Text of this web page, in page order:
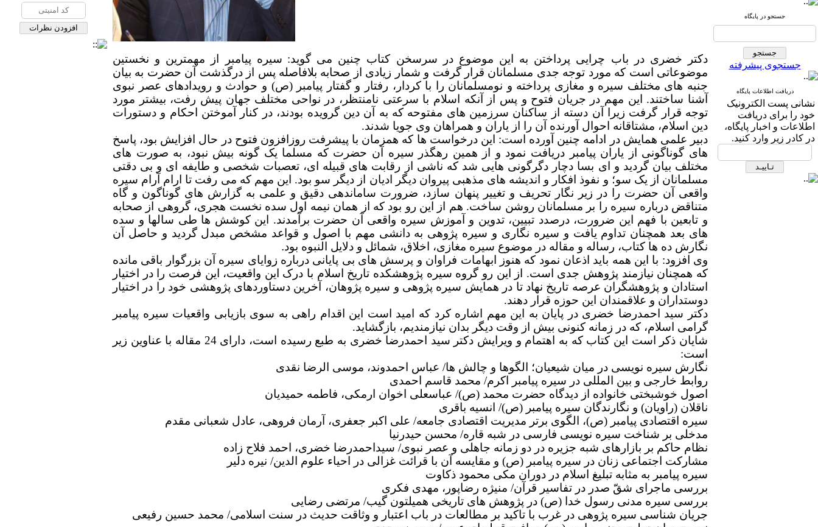
جستجو در پایگاه
جستجوی پیشرفته
دریافت اطلاعات پایگاه
نشانی پست الکترونیک
خود را برای دریافت
اطلاعات و اخبار پایگاه،
در کادر زیر وارد کنید.
دکتر خضری در باب چرایی پرداختن به این موضوع در سرسخن کتاب چنین می گوید: سیره پیامبر از مهمترین و نخستین
موضوعاتی است که مورد توجه جدی مسلمانان قرار گرفت و شمار زیادی از صحابه بلافاصله پس از درگذشت آن حضرت به بیان
جنبه های مختلف سیره و مغازی پرداخته و نومسلمانان را با کردار، رفتار و گفتار پیامبر (ص) و حوادث و رویدادهای عصر نبوی
آشنا ساختند. این مهم در جریان فتوح و پس از آنکه اسلام با سرعتی نامنتظر، در نواحی مختلف جهان پیش رفت، بیشتر مورد
توجه قرار گرفت زیرا آن دسته از ساکنان سرزمین های مفتوحه که به آن دین گرویده بودند، در کنار آموختن احکام و دستورات
دین اسلام، مشتاقانه احوال آورنده آن را از یاران و همراهان وی جویا شدند.
دبیر علمی همایش در ادامه چنین آورده است: این درخواست ها که همزمان با پیشرفت روزافزون فتوح در حال افزایش بود، پاسخ
های گوناگونی از یاران پیامبر دریافت نمود و از همین رهگذر سیره آن حضرت که مسلما یک گونه بیش نبود، به صورت های
مختلف بیان گردید و ای بسا دچار دگرگونی هایی شد که ناشی از رقابت های قبیله ای، تعصبات شخصی و طایفه ای و بی دقتی
مسلمانان از یک سو؛ و نفوذ افکار و اندیشه های مذهبی پیروان دیگر ادیان از دیگر سو بود. این مهم که می رفت تا ارام آرام سیره
واقعی آن حضرت را در زیر نگار تحریف و تغییر پنهان سازد، ضرورت ساماندهی دقیق و علمی به گزارش های گوناگون و گاه
متناقض درباره سیره را بر مسلمانان روشن ساخت. هم از این رو بود که از همان نیمه اول سده نخست هجری، گروهی از صحابه
و تابعین با فهم این ضرورت، درصدد تبیین، تدوین و آموزش سیره واقعی آن حضرت برآمدند. این کوشش ها طی سالها و سده
های بعد همچنان تداوم یافت و سیره نگاری و سیره پژوهی به دانشی مهم با اصول و قواعد مشخص مبدل گردید و حاصل آن
نگارش ده ها کتاب، رساله و مقاله در موضوع سیره مغازی، اخلاق، شمائل و دلایل النبوه بود.
وی افزود: با این همه باید اذعان نمود که هنوز ابهامات فراوان و پرسش های بی پایانی درباره زوایای سیره آن بزرگوار باقی مانده
که همچنان نیازمند پژوهش جدی است. از این رو گروه سیره پژوهشکده تاریخ اسلام با درک این واقعیت، این فرصت را در اختیار
استادان و پژوهشگران عرصه تاریخ نهاد تا در همایش سیره پژوهی و سیره پژوهان، آخرین دستاوردهای پژوهشی خود را در اختیار
دوستداران و علاقمندان این حوزه قرار دهند.
دکتر سید احمدرضا خضری در پایان به این مهم اشاره کرد که امید است این اقدام راهی به سوی بازیابی واقعیات سیره پیامبر
گرامی اسلام، که در زمانه کنونی بیش از وقت دیگر بدان نیازمندیم، بازگشاید.
شایان ذکر است این کتاب که به اهتمام و ویرایش دکتر سید احمدرضا خضری به طبع رسیده است، دارای 24 مقاله با عناوین زیر
است:
نگارش سیره نویسی در میان شیعیان؛ الگوها و چالش ها/ عباس احمدوند، موسی الرضا نقدی
روابط خارجی و بین المللی در سیره پیامبر اکرم/ محمد قاسم احمدی
اصول خوشبختی خانواده از دیدگاه حضرت محمد (ص)/ عباسعلی اخوان ارمکی، فاطمه حمیدیان
ناقلان (راویان) و نگارندگان سیره پیامبر (ص)/ انسیه باقری
سیره اقتصادی پیامبر (ص)، الگوی برتر مدیریت اقتصادی جامعه/ علی اکبر جعفری، آرمان فروهی، عادل شعبانی مقدم
مدخلی بر شناخت سیره نویسی فارسی در شبه قاره/ محسن حیدرنیا
نظام حاکم بر بازارهای شبه جزیره در دو زمانه جاهلی و عصر نبوی/ سیداحمدرضا خضری، احمد فلاح زاده
مشارکت اجتماعی زنان در سیره پیامبر (ص) و مقایسه آن با قرائت غزالی در احیاء علوم الدین/ نیره دلیر
سیره پیامبر به مثابه تبلیغ اسلام در دوران مکی محمود ذکاوت
بررسی ماجرای شقّ صدر در تفاسیر قرآن/ منیژه رضاپور، مهدی فکری
بررسی سیره مدنی رسول خدا (ص) در پژوهش های تاریخی همیلتون گیب/ مرتضی رضایی
جریان شناسی سیره پژوهی در غرب با تاکید بر مطالعات در باب اعتبار و وثاقت حدیث در سنت اسلامی/ محمد حسین رفیعی